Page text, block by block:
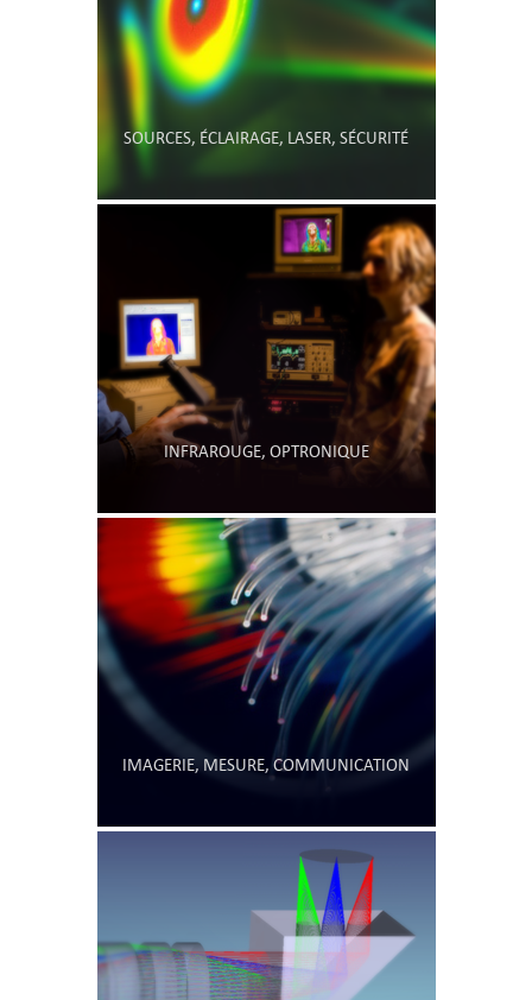
SOURCES, ÉCLAIRAGE, LASER, SÉCURITÉ
INFRAROUGE, OPTRONIQUE
IMAGERIE, MESURE, COMMUNICATION